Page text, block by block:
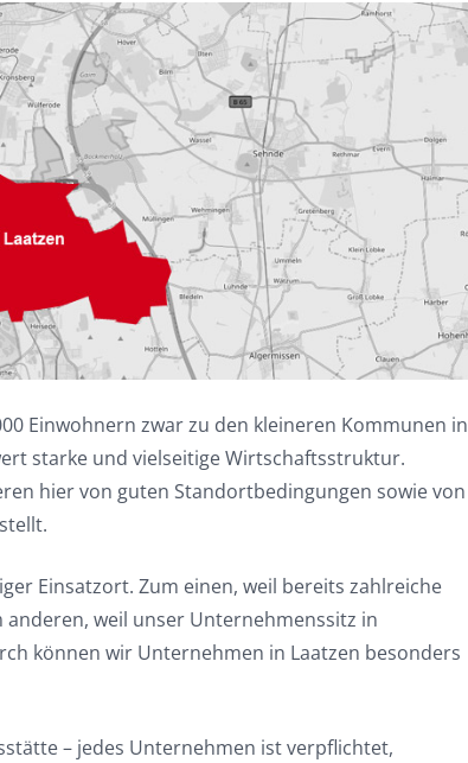
Einwohnern zwar zu den kleineren Kommunen in
starke und vielseitige Wirtschaftsstruktur.
hier von guten Standortbedingungen sowie von
Einsatzort. Zum einen, weil bereits zahlreiche
weil unser Unternehmenssitz in
können wir Unternehmen in Laatzen besonders
– jedes Unternehmen ist verpflichtet,